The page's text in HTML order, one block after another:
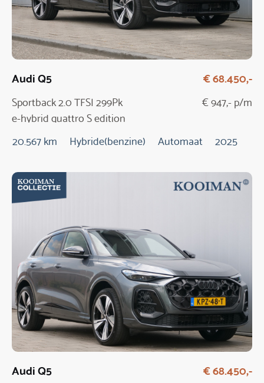
Audi Q5
Sportback 2.0 TFSI 299Pk
e-hybrid quattro S edition
€ 68.450,-
€ 947,- p/m
20.567 km Hybride(benzine) Automaat 2025
Audi Q5 € 68.450,-